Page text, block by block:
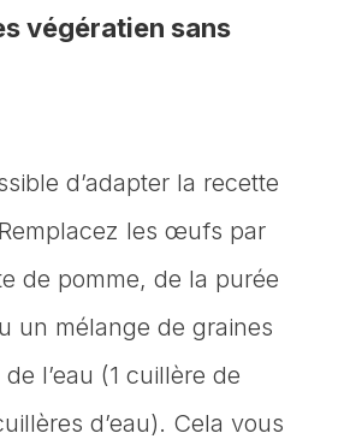
végératien sans
d’adapter la recette
les œufs par
de pomme, de la purée
un mélange de graines
l’eau (1 cuillère de
d’eau). Cela vous